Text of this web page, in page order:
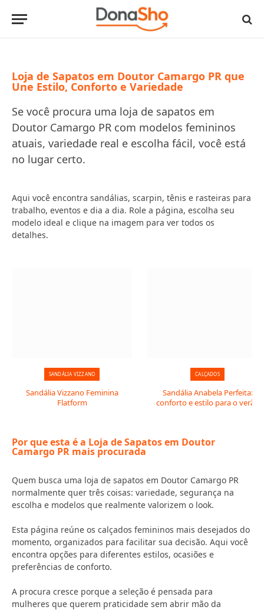
Loja de Sapatos em Doutor Camargo PR que
Une Estilo, Conforto e Variedade
Se você procura uma loja de sapatos em
Doutor Camargo PR com modelos femininos
atuais, variedade real e escolha fácil, você está
no lugar certo.
Aqui você encontra sandálias, scarpin, tênis e rasteiras para
trabalho, eventos e dia a dia. Role a página, escolha seu
modelo ideal e clique na imagem para ver todos os
detalhes.
SANDÁLIA VIZZANO
Sandália Vizzano Feminina
Flatform
CALÇADOS
Sandália Anabela Perfeita:
conforto e estilo para o verão
Por que esta é a Loja de Sapatos em Doutor
Camargo PR mais procurada
Quem busca uma loja de sapatos em Doutor Camargo PR
normalmente quer três coisas: variedade, segurança na
escolha e modelos que realmente valorizem o look.
Esta página reúne os calçados femininos mais desejados do
momento, organizados para facilitar sua decisão. Aqui você
encontra opções para diferentes estilos, ocasiões e
preferências de conforto.
A procura cresce porque a seleção é pensada para
mulheres que querem praticidade sem abrir mão da